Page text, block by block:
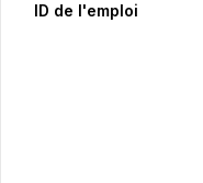
ID de l'emploi